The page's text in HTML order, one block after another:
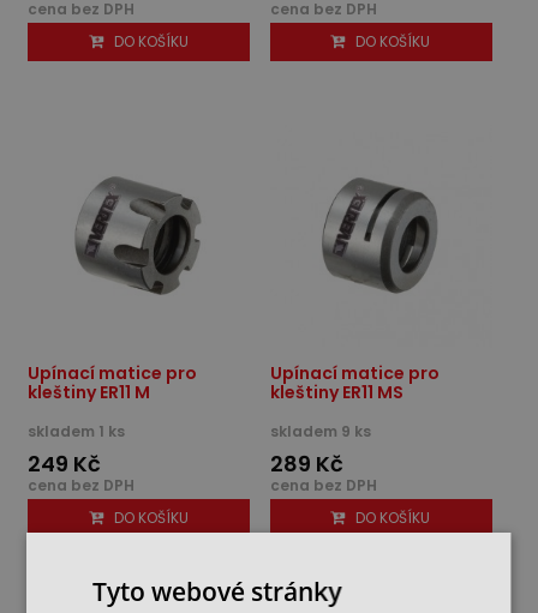
cena bez DPH
DO KOŠÍKU
cena bez DPH
DO KOŠÍKU
Upínací matice pro
kleštiny ER11 M
skladem 1 ks
249 Kč
cena bez DPH
DO KOŠÍKU
Upínací matice pro
kleštiny ER11 MS
skladem 9 ks
289 Kč
cena bez DPH
DO KOŠÍKU
Tyto webové stránky